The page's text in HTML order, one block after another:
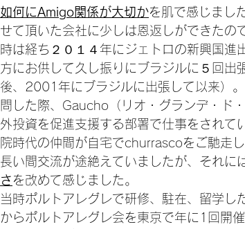
如何にAmigo関係が大切かを肌で感じまし
せて頂いた会社に少しは恩返しができたの
時は経ち２０１４年にジェトロの新興国進
方にお供して久し振りにブラジルに５回出
後、2001年にブラジルに出張して以来）
問した際、Gaucho（リオ・グランデ・ド
外投資を促進支援する部署で仕事をされて
院時代の仲間が自宅でchurrascoをご馳走
長い間交流が途絶えていましたが、それに
さ を改めて感じました。
当時ポルトアレグレで研修、駐在、留学し
からポルトアレグレ会を東京で年に1回開